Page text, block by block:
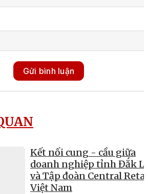
Gửi bình luận
Kết nối cung - cầu giữa
doanh nghiệp tỉnh Đắk
và Tập đoàn Central
Việt Nam